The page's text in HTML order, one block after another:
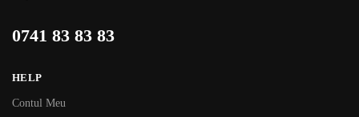
0741 83 83 83
HELP
Contul Meu